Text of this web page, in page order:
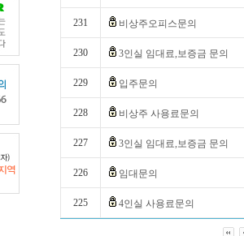
231 비상주오피스문의
230 3인실 임대료,보증금 문의
229 입주문의
228 비상주 사용료문의
227 3인실 임대료,보증금 문의
226 임대문의
225 4인실 사용료문의